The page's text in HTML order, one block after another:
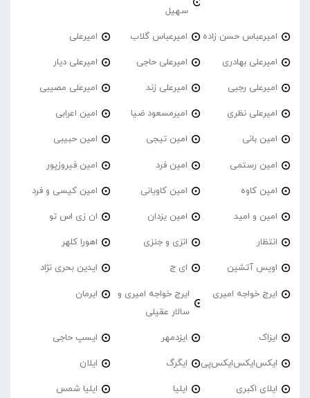
سهیل
امیرعباس حسن زاده امیرعباس گلاب امیرعلی
امیرعلی بهادری امیرعلی حاجی امیرعلی دیار
امیرعلی رجبی امیرعلی زند امیرعلی مصیبی
امیرعلی نظری امیرمسعود ضیا امین اعرابی
امین بانی امین تیجی امین حبیبی
امین رستمی امین فرد امین فیروزپور
امین کاوه امین کاویانی امین کیسی و فرد
امین و امید امین یزدان ان زی اس تو
انتظار انزی و جنزی اهورا کلهر
اویس آتشین ای ج ایدین بحری نژاد
ایرج خواجه امیری
ایرج خواجه امیری و
سالار عقیلی
ایرمان
ایزاک ایزدمهر ایسپ حاجی
ایکس‌ایکس‌ایکس‌پی ایگرگ ایلان
ایلای اکبری ایلیا ایلیا شمس